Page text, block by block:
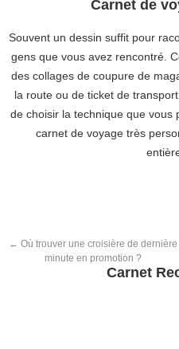
Carnet de
Souvent un dessin suffit pour
gens que vous avez rencontré.
des collages de coupure de
la route ou de ticket de
de choisir la technique que vous
carnet de voyage très
← Où trouver une croisière de dernière
minute en promotion ?
Carnet